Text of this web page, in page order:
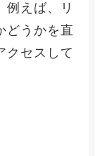
例えば、リ
どうかを直
クセスして